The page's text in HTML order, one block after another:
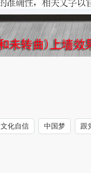
文化自信 中国梦 跟